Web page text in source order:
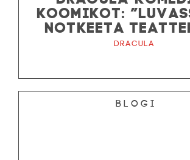
KOOMIKOT:
NOTKEETA
Dracula
Blogi